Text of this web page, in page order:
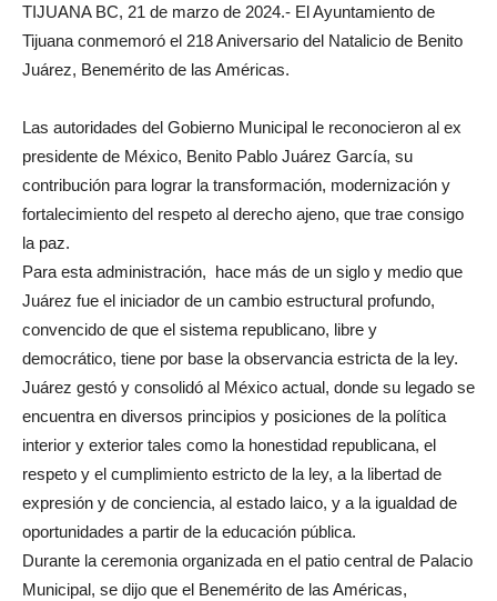
TIJUANA BC, 21 de marzo de 2024.- El Ayuntamiento de
Tijuana conmemoró el 218 Aniversario del Natalicio de Benito
Juárez, Benemérito de las Américas.
Las autoridades del Gobierno Municipal le reconocieron al ex
presidente de México, Benito Pablo Juárez García, su
contribución para lograr la transformación, modernización y
fortalecimiento del respeto al derecho ajeno, que trae consigo
la paz.
Para esta administración, hace más de un siglo y medio que
Juárez fue el iniciador de un cambio estructural profundo,
convencido de que el sistema republicano, libre y
democrático, tiene por base la observancia estricta de la ley.
Juárez gestó y consolidó al México actual, donde su legado se
encuentra en diversos principios y posiciones de la política
interior y exterior tales como la honestidad republicana, el
respeto y el cumplimiento estricto de la ley, a la libertad de
expresión y de conciencia, al estado laico, y a la igualdad de
oportunidades a partir de la educación pública.
Durante la ceremonia organizada en el patio central de Palacio
Municipal, se dijo que el Benemérito de las Américas,